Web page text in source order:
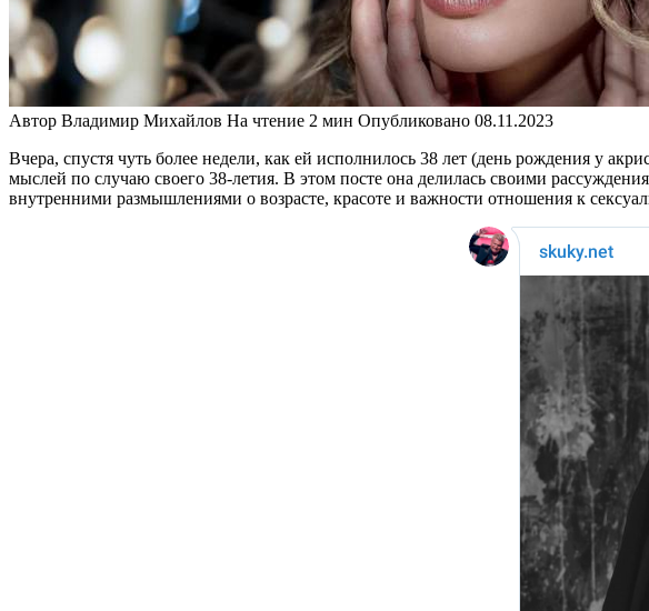
Автор Владимир Михайлов На чтение 2 мин Опубликовано 08.11.2023
Вчера, спустя чуть более недели, как ей исполнилось 38 лет (день рождения у
мыслей по случаю своего 38-летия. В этом посте она делилась своими
внутренними размышлениями о возрасте, красоте и важности отношения к